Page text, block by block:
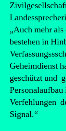
„Auch mehr
bestehen in
Geheimdienst
geschützt und
Verfehlungen
Signal.“